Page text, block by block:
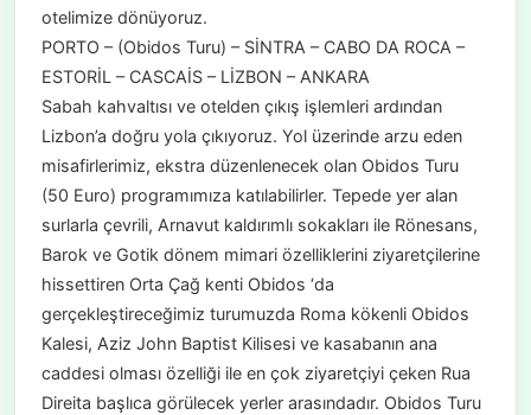
otelimize dönüyoruz.
PORTO – (Obidos Turu) – SİNTRA – CABO DA ROCA –
ESTORİL – CASCAİS – LİZBON – ANKARA
Sabah kahvaltısı ve otelden çıkış işlemleri ardından
Lizbon’a doğru yola çıkıyoruz. Yol üzerinde arzu eden
misafirlerimiz, ekstra düzenlenecek olan Obidos Turu
(50 Euro) programımıza katılabilirler. Tepede yer alan
surlarla çevrili, Arnavut kaldırımlı sokakları ile Rönesans,
Barok ve Gotik dönem mimari özelliklerini ziyaretçilerine
hissettiren Orta Çağ kenti Obidos ‘da
gerçekleştireceğimiz turumuzda Roma kökenli Obidos
Kalesi, Aziz John Baptist Kilisesi ve kasabanın ana
caddesi olması özelliği ile en çok ziyaretçiyi çeken Rua
Direita başlıca görülecek yerler arasındadır. Obidos Turu